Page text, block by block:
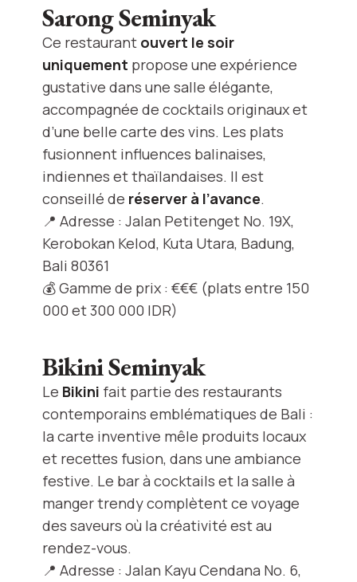
Sarong Seminyak
Ce restaurant ouvert le soir
uniquement propose une expérience
gustative dans une salle élégante,
accompagnée de cocktails originaux et
d’une belle carte des vins. Les plats
fusionnent influences balinaises,
indiennes et thaïlandaises. Il est
conseillé de réserver à l’avance.
📍 Adresse : Jalan Petitenget No. 19X,
Kerobokan Kelod, Kuta Utara, Badung,
Bali 80361
💰 Gamme de prix : €€€ (plats entre 150
000 et 300 000 IDR)
Bikini Seminyak
Le Bikini fait partie des restaurants
contemporains emblématiques de Bali :
la carte inventive mêle produits locaux
et recettes fusion, dans une ambiance
festive. Le bar à cocktails et la salle à
manger trendy complètent ce voyage
des saveurs où la créativité est au
rendez-vous.
📍 Adresse : Jalan Kayu Cendana No. 6,